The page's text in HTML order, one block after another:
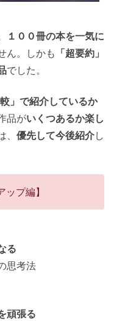
１００冊の本を一気に
ん。しかも 「超要約」
でした。
」で紹介しているか
品がいくつあるか楽し
優先して今後紹介し
ップ編】
る
思考法
頑張る